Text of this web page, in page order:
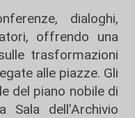
dialoghi,
offrendo una
trasformazioni
alle piazze. Gli
del piano nobile di
Sala dell’Archivio